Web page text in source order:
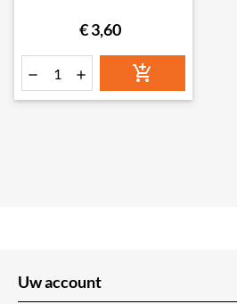
€ 3,60
  
Uw account